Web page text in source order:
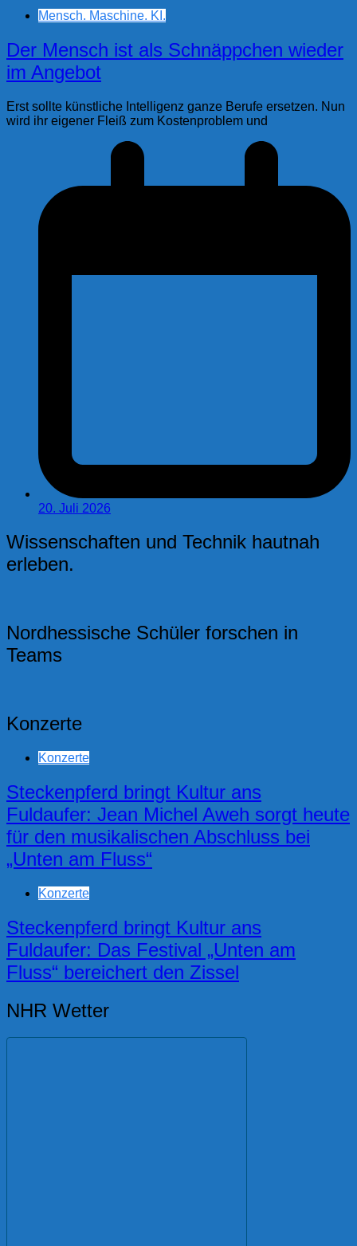
Mensch. Maschine. KI.
Der Mensch ist als Schnäppchen wieder
im Angebot
Erst sollte künstliche Intelligenz ganze Berufe ersetzen. Nun
wird ihr eigener Fleiß zum Kostenproblem und
20. Juli 2026
Wissenschaften und Technik hautnah
erleben.
Nordhessische Schüler forschen in
Teams
Konzerte
Konzerte
Steckenpferd bringt Kultur ans
Fuldaufer: Jean Michel Aweh sorgt heute
für den musikalischen Abschluss bei
„Unten am Fluss“
Konzerte
Steckenpferd bringt Kultur ans
Fuldaufer: Das Festival „Unten am
Fluss“ bereichert den Zissel
NHR Wetter